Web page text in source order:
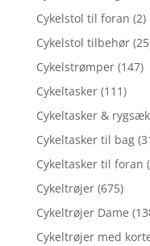
Cykelstol til foran (2)
Cykelstol tilbehør
Cykelstrømper (147)
Cykeltasker (111)
Cykeltasker &
Cykeltasker til bag
Cykeltasker til foran
Cykeltrøjer (675)
Cykeltrøjer Dame
Cykeltrøjer med